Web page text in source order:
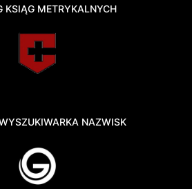
KSIĄG METRYKALNYCH
NAZWISK